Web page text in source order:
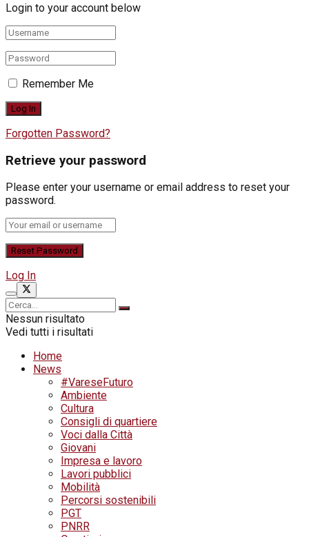
Login to your account below
Remember Me
Forgotten Password?
Retrieve your password
Please enter your username or email address to reset your
password.
Log In
Nessun risultato
Vedi tutti i risultati
Home
News
#VareseFuturo
Ambiente
Cultura
Consigli di quartiere
Voci dalla Città
Giovani
Impresa e lavoro
Lavori pubblici
Mobilità
Percorsi sostenibili
PGT
PNRR